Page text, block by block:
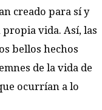
creado para sí y
vida. Así, las
bellos hechos
de la vida de
ocurrían a lo